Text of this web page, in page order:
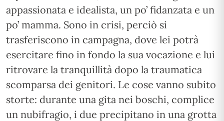
appassionata e idealista, un po’ fidanzata e un
po’ mamma. Sono in crisi, perciò si
trasferiscono in campagna, dove lei potrà
esercitare fino in fondo la sua vocazione e lui
ritrovare la tranquillità dopo la traumatica
scomparsa dei genitori. Le cose vanno subito
storte: durante una gita nei boschi, complice
un nubifragio, i due precipitano in una grotta